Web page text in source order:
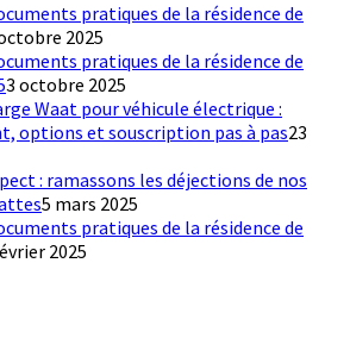
pratiques de la résidence de
2025
pratiques de la résidence de
3 octobre 2025
Waat pour véhicule électrique :
options et souscription pas à pas23
: ramassons les déjections de nos
5 mars 2025
pratiques de la résidence de
2025